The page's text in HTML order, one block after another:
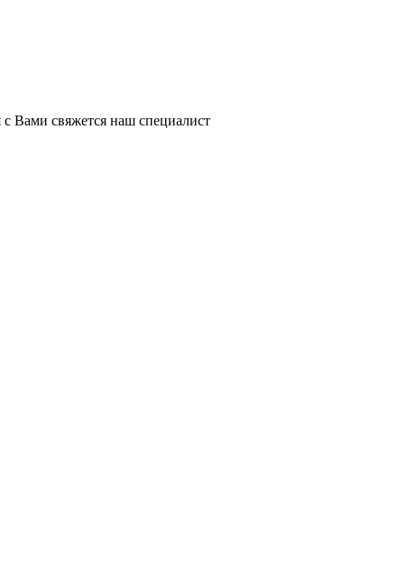
Вами свяжется наш специалист